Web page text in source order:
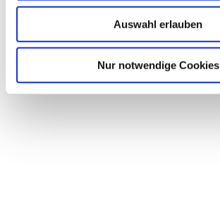
Auswahl erlauben
Nur notwendige Cookies